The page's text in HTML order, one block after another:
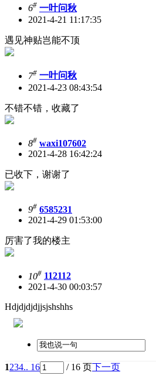
6# 一叶问秋
2021-4-21 11:17:35
遇见神贴岂能不顶
7# 一叶问秋
2021-4-23 08:43:54
不错不错，收藏了
8# waxi107602
2021-4-28 16:42:24
已收下，谢谢了
9# 6585231
2021-4-29 01:53:00
厉害了我的楼主
10# 112112
2021-4-30 00:03:57
Hdjdjdjdjjsjshshhs
1234.. 16 / 16 页下一页